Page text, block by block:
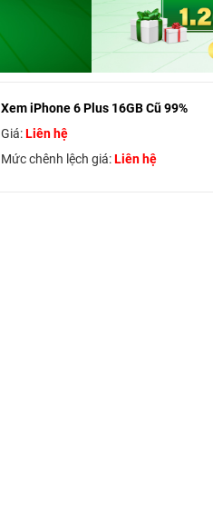
Xem iPhone 6 Plus 16GB Cũ 99%
Giá:Liên hệ
Mức chênh lệch giá:Liên hệ